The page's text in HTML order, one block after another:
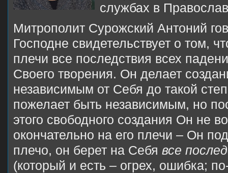
службах в
Митрополит Сурожский Антоний
Господне свидетельствует о том,
плечи все последствия всех
Своего творения. Он делает
независимым от Себя до такой
пожелает быть независимым, но
этого свободного создания Он не
окончательно на его плечи – Он
плечо, он берет на Себя все
(который и есть – огрех, ошибка;